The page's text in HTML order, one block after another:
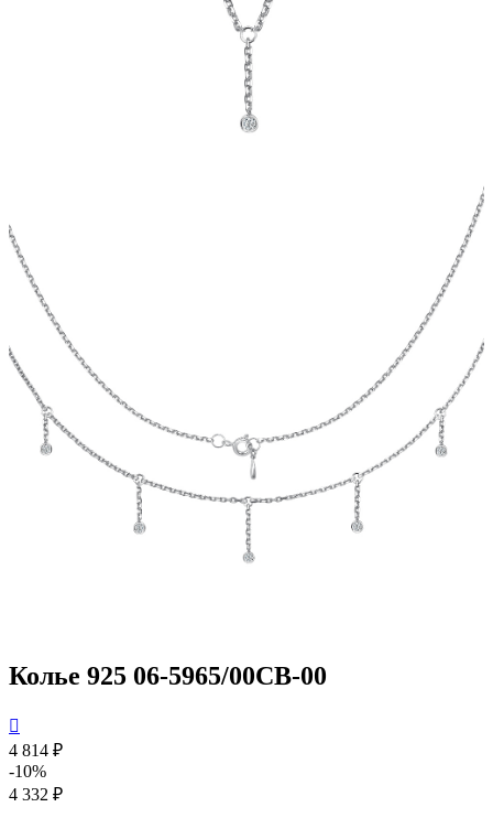
Колье 925 06-5965/00СВ-00

4 814 ₽
-10%
4 332 ₽